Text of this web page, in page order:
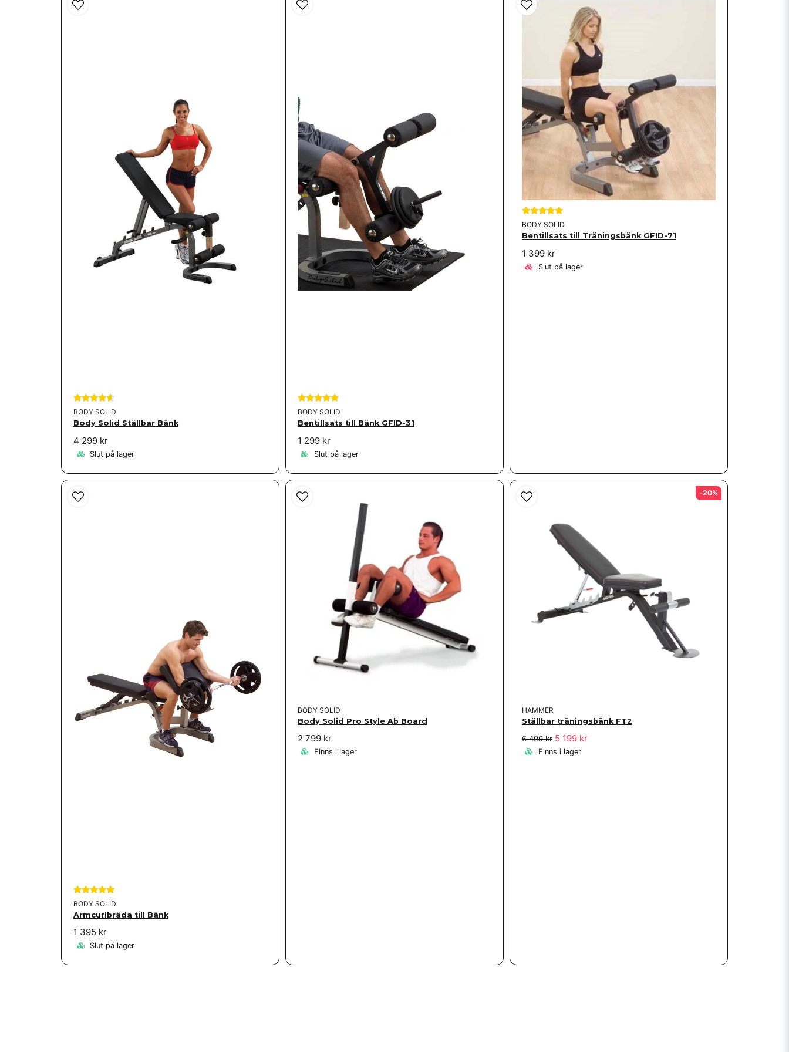
BODY SOLID
Body Solid Ställbar Bänk
4 299 kr
Slut på lager
BODY SOLID
Bentillsats till Bänk GFID-31
1 299 kr
Slut på lager
BODY SOLID
Bentillsats till Träningsbänk GFID-71
1 399 kr
Slut på lager
BODY SOLID
Armcurlbräda till Bänk
1 395 kr
Slut på lager
BODY SOLID
Body Solid Pro Style Ab Board
2 799 kr
Finns i lager
HAMMER
Ställbar träningsbänk FT2
6 499 kr 5 199 kr
Finns i lager
-20%